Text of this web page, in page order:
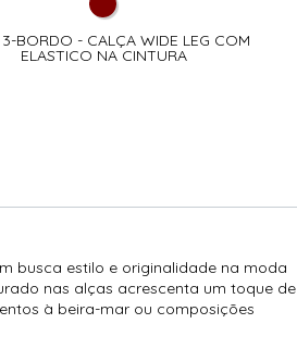
BORDO - CALÇA WIDE LEG COM
ELASTICO NA CINTURA
busca estilo e originalidade na moda
nas alças acrescenta um toque de
à beira-mar ou composições